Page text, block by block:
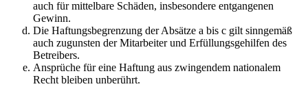
auch für mittelbare Schäden, insbesondere entgangenen
Gewinn.
Die Haftungsbegrenzung der Absätze a bis c gilt sinngemäß
auch zugunsten der Mitarbeiter und Erfüllungsgehilfen des
Betreibers.
Ansprüche für eine Haftung aus zwingendem nationalem
Recht bleiben unberührt.